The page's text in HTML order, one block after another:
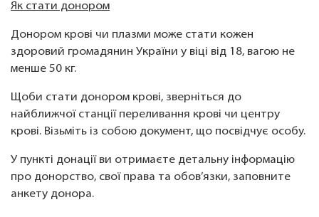
Як стати донором
Донором крові чи плазми може стати кожен
здоровий громадянин України у віці від 18, вагою не
менше 50 кг.
Щоби стати донором крові, зверніться до
найближчої станції переливання крові чи центру
крові. Візьміть із собою документ, що посвідчує особу.
У пункті донації ви отримаєте детальну інформацію
про донорство, свої права та обов’язки, заповните
анкету донора.